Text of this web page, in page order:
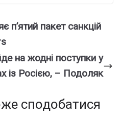
пакет санкцій
на жодні поступки у
із Росією, – Подоляк
сподобатися